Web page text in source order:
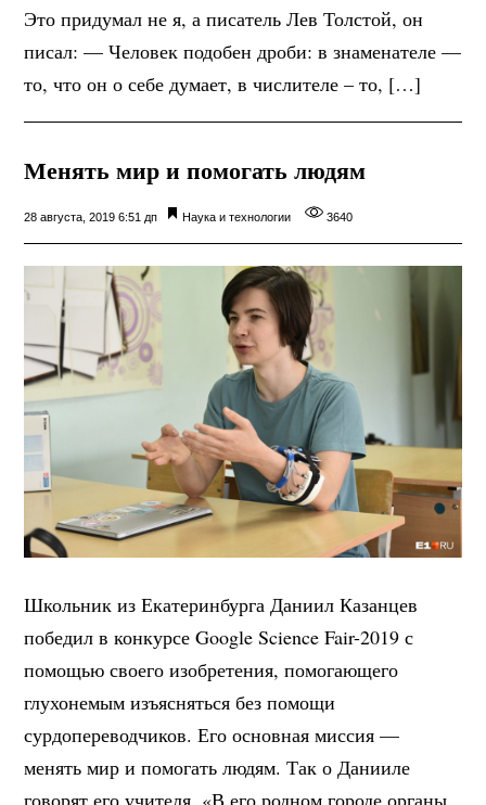
Это придумал не я, а писатель Лев Толстой, он
писал: — Человек подобен дроби: в знаменателе —
то, что он о себе думает, в числителе – то, […]
Менять мир и помогать людям
28 августа, 2019 6:51 дп Наука и технологии 3640
Школьник из Екатеринбурга Даниил Казанцев
победил в конкурсе Google Science Fair-2019 с
помощью своего изобретения, помогающего
глухонемым изъясняться без помощи
сурдопереводчиков. Его основная миссия —
менять мир и помогать людям. Так о Данииле
говорят его учителя. «В его родном городе органы